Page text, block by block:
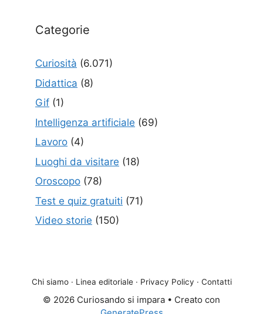
Categorie
Curiosità (6.071)
Didattica (8)
Gif (1)
Intelligenza artificiale (69)
Lavoro (4)
Luoghi da visitare (18)
Oroscopo (78)
Test e quiz gratuiti (71)
Video storie (150)
Chi siamo · Linea editoriale · Privacy Policy · Contatti
© 2026 Curiosando si impara • Creato con